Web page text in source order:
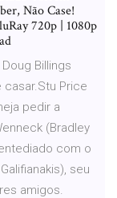
Não Case!
720p | 1080p
Billings
Price
pedir a
(Bradley
com o
seu
amigos.